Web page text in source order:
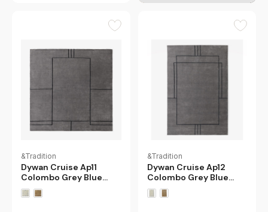
&Tradition
Dywan Cruise Ap11
Colombo Grey Blue
Andtradition
&Tradition
Dywan Cruise Ap12
Colombo Grey Blue
Andtradition